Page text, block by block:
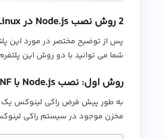
2 روش نصب Node.jsدر Rocky Linux
پس از توضیح مختصر در مورد این
شما می توانید با دو روش این
روش اول: نصب Node.js با DNF از مخازن پیش فرض
مخزن موجود در سیستم راکی